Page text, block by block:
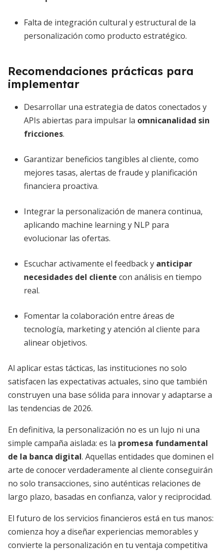
Falta de integración cultural y estructural de la
personalización como producto estratégico.
Recomendaciones prácticas para
implementar
Desarrollar una estrategia de datos conectados y
APIs abiertas para impulsar la omnicanalidad sin
fricciones.
Garantizar beneficios tangibles al cliente, como
mejores tasas, alertas de fraude y planificación
financiera proactiva.
Integrar la personalización de manera continua,
aplicando machine learning y NLP para
evolucionar las ofertas.
Escuchar activamente el feedback y anticipar
necesidades del cliente con análisis en tiempo
real.
Fomentar la colaboración entre áreas de
tecnología, marketing y atención al cliente para
alinear objetivos.
Al aplicar estas tácticas, las instituciones no solo
satisfacen las expectativas actuales, sino que también
construyen una base sólida para innovar y adaptarse a
las tendencias de 2026.
En definitiva, la personalización no es un lujo ni una
simple campaña aislada: es la promesa fundamental
de la banca digital. Aquellas entidades que dominen el
arte de conocer verdaderamente al cliente conseguirán
no solo transacciones, sino auténticas relaciones de
largo plazo, basadas en confianza, valor y reciprocidad.
El futuro de los servicios financieros está en tus manos:
comienza hoy a diseñar experiencias memorables y
convierte la personalización en tu ventaja competitiva